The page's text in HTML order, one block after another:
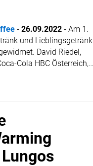
- 26.09.2022 - Am 1.
und Lieblingsgetränk
David Riedel,
Cola HBC Österreich,
Kaffee.